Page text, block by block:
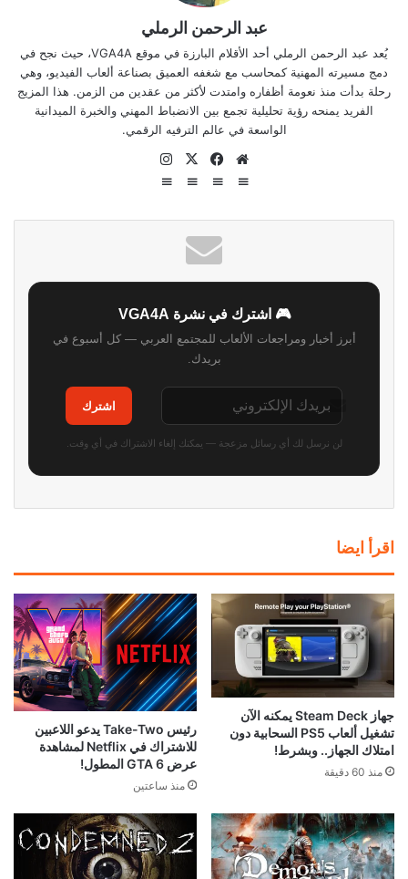
عبد الرحمن الرملي
يُعد عبد الرحمن الرملي أحد الأقلام البارزة في موقع VGA4A، حيث نجح في
دمج مسيرته المهنية كمحاسب مع شغفه العميق بصناعة ألعاب الفيديو، وهي
رحلة بدأت منذ نعومة أظفاره وامتدت لأكثر من عقدين من الزمن. هذا المزيج
الفريد يمنحه رؤية تحليلية تجمع بين الانضباط المهني والخبرة الميدانية
الواسعة في عالم الترفيه الرقمي.
موقع فيسبوك
‫X انستقرام
🎮 اشترك في نشرة VGA4A
أبرز أخبار ومراجعات الألعاب للمجتمع العربي — كل أسبوع في
بريدك.
اشترك
لن نرسل لك أي رسائل مزعجة — يمكنك إلغاء الاشتراك في أي وقت.
اقرأ ايضا
جهاز Steam Deck يمكنه الآن
تشغيل ألعاب PS5 السحابية دون
امتلاك الجهاز.. وبشرط!
منذ 60 دقيقة
رئيس Take-Two يدعو اللاعبين
للاشتراك في Netflix لمشاهدة
عرض GTA 6 المطول!
منذ ساعتين